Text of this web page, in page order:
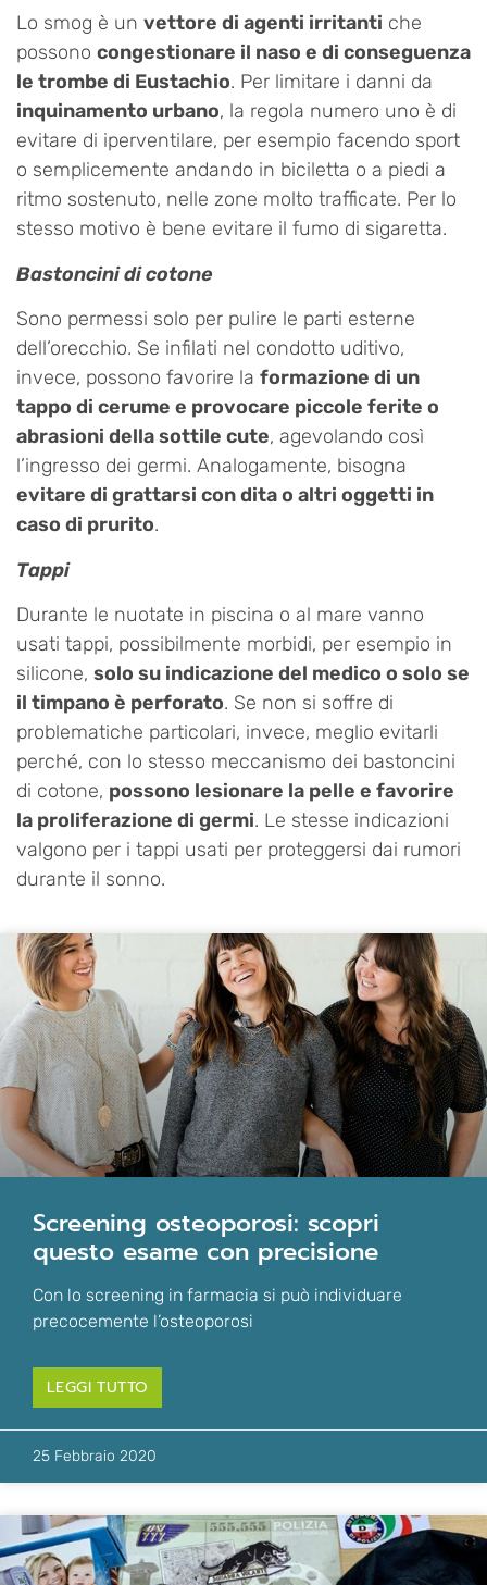
Lo smog è un vettore di agenti irritanti che
possono congestionare il naso e di conseguenza
le trombe di Eustachio. Per limitare i danni da
inquinamento urbano, la regola numero uno è di
evitare di iperventilare, per esempio facendo sport
o semplicemente andando in biciletta o a piedi a
ritmo sostenuto, nelle zone molto trafficate. Per lo
stesso motivo è bene evitare il fumo di sigaretta.
Bastoncini di cotone
Sono permessi solo per pulire le parti esterne
dell’orecchio. Se infilati nel condotto uditivo,
invece, possono favorire la formazione di un
tappo di cerume e provocare piccole ferite o
abrasioni della sottile cute, agevolando così
l’ingresso dei germi. Analogamente, bisogna
evitare di grattarsi con dita o altri oggetti in
caso di prurito.
Tappi
Durante le nuotate in piscina o al mare vanno
usati tappi, possibilmente morbidi, per esempio in
silicone, solo su indicazione del medico o solo se
il timpano è perforato. Se non si soffre di
problematiche particolari, invece, meglio evitarli
perché, con lo stesso meccanismo dei bastoncini
di cotone, possono lesionare la pelle e favorire
la proliferazione di germi. Le stesse indicazioni
valgono per i tappi usati per proteggersi dai rumori
durante il sonno.
screening osteoporosi: scopri
questo esame con precisione
Con lo screening in farmacia si può individuare
precocemente l’osteoporosi
LEGGI TUTTO
25 Febbraio 2020